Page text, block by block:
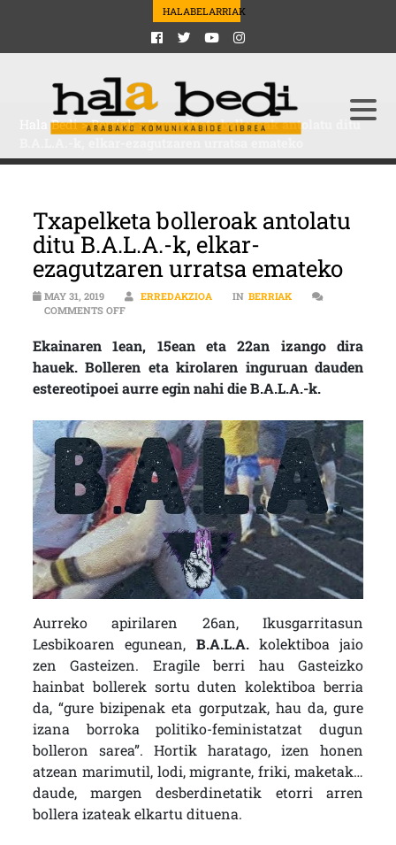
HALABELARRIAK
Hala Bedi>Berriak>Txapelketa bolleroak antolatu ditu
Txapelketa bolleroak antolatu
ditu B.A.L.A.-k, elkar-
ezagutzaren urratsa emateko
MAY 31, 2019 ERREDAKZIOA IN BERRIAK
COMMENTS OFFON TXAPELKETA BOLLEROAK ANTOLATU DITU
Ekainaren 1ean, 15ean eta 22an izango dira
hauek. Bolleren eta kirolaren inguruan dauden
estereotipoei aurre egin nahi die B.A.L.A.-k.
Aurreko apirilaren 26an, Ikusgarritasun
Lesbikoaren egunean, B.A.L.A.kolektiboa jaio
zen Gasteizen. Eragile berri hau Gasteizko
hainbat bollerek sortu duten kolektiboa berria
da, “gure bizipenak eta gorputzak, hau da, gure
izana borroka politiko-feministatzat dugun
bolleron sarea”. Hortik haratago, izen honen
atzean marimutil, lodi, migrante, friki, maketak…
daude, margen desberdinetatik etorri arren
bollera izateak elkartu dituena.